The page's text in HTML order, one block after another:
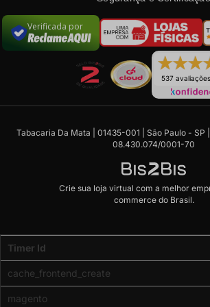
Verificada por
537
Tabacaria Da Mata | 01435-001 | São Paulo - SP |
08.430.074/0001-70
Crie sua loja virtual com a melhor
commerce do Brasil.
Profiler
(Memory
real
Timer Id
cache_frontend_create
magento